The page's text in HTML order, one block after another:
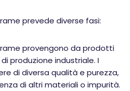
prevede diverse fasi:
provengono da prodotti
produzione industriale. I
di diversa qualità e purezza,
di altri materiali o impurità.